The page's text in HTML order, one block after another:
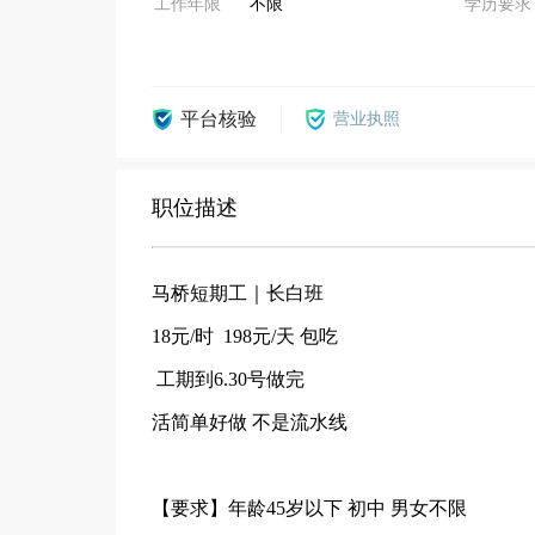
工作年限 不限 学历要求
平台核验 营业执照
职位描述
马桥短期工｜长白班
18元/时 198元/天 包吃
工期到6.30号做完
活简单好做 不是流水线
【要求】年龄45岁以下 初中 男女不限